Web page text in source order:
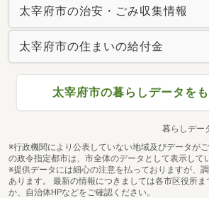
太宰府市の治安・ごみ収集情報
太宰府市の住まいの給付金
太宰府市の暮らしデータを
暮らしデー
※行政機関により公表していない地域及びデータが
の政令指定都市は、市全体のデータとして表示して
※提供データには細心の注意を払っておりますが、
あります。 最新の情報につきましては各市区役所ま
か、自治体HPなどをご確認ください。